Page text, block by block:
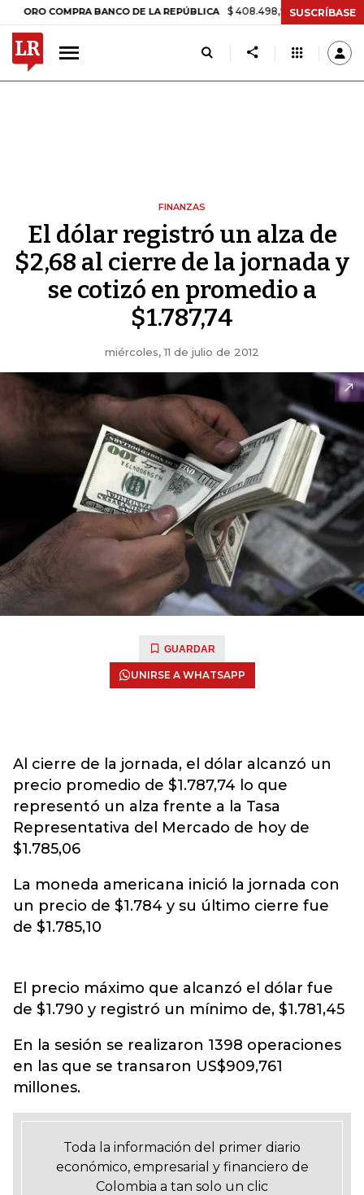
COMPRA BANCO DE LA REPÚBLICA $ 408.498,97 +$ 8.753,81 +2,19%
SUSCRÍBASE
FINANZAS
El dólar registró un alza de
$2,68 al cierre de la jornada y
se cotizó en promedio a
$1.787,74
miércoles, 11 de julio de 2012
GUARDAR
UNIRSE A WHATSAPP
Al cierre de la jornada, el dólar alcanzó un
precio promedio de $1.787,74 lo que
representó un alza frente a la Tasa
Representativa del Mercado de hoy de
$1.785,06
La moneda americana inició la jornada con
un precio de $1.784 y su último cierre fue
de $1.785,10
El precio máximo que alcanzó el dólar fue
de $1.790 y registró un mínimo de, $1.781,45
En la sesión se realizaron 1398 operaciones
en las que se transaron US$909,761
millones.
Toda la información del primer diario
económico, empresarial y financiero de
Colombia a tan solo un clic